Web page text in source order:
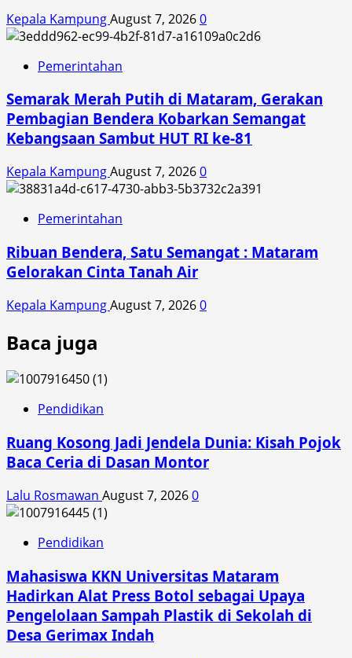
Kepala KampungAugust 7, 20260
Pemerintahan
Semarak Merah Putih di Mataram, Gerakan
Pembagian Bendera Kobarkan Semangat
Kebangsaan Sambut HUT RI ke-81
Kepala KampungAugust 7, 20260
Pemerintahan
Ribuan Bendera, Satu Semangat : Mataram
Gelorakan Cinta Tanah Air
Kepala KampungAugust 7, 20260
Baca juga
Pendidikan
Ruang Kosong Jadi Jendela Dunia: Kisah Pojok
Baca Ceria di Dasan Montor
Lalu Rosmawan August 7, 20260
Pendidikan
Mahasiswa KKN Universitas Mataram
Hadirkan Alat Press Botol sebagai Upaya
Pengelolaan Sampah Plastik di Sekolah di
Desa Gerimax Indah